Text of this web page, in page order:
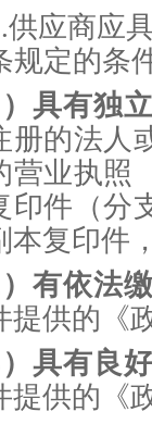
供应商应
规定的条
具有独
册的法人
营业执照
印件（分
本复印件
有依法
提供的《
具有良
提供的《